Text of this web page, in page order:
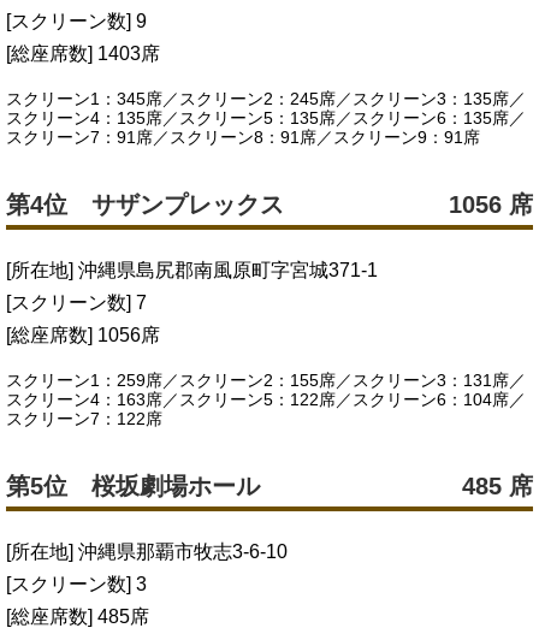
[スクリーン数] 9
[総座席数] 1403席
スクリーン1：345席／スクリーン2：245席／スクリーン3：135席／
スクリーン4：135席／スクリーン5：135席／スクリーン6：135席／
スクリーン7：91席／スクリーン8：91席／スクリーン9：91席
第4位 サザンプレックス 1056 席
[所在地] 沖縄県島尻郡南風原町字宮城371-1
[スクリーン数] 7
[総座席数] 1056席
スクリーン1：259席／スクリーン2：155席／スクリーン3：131席／
スクリーン4：163席／スクリーン5：122席／スクリーン6：104席／
スクリーン7：122席
第5位 桜坂劇場ホール 485 席
[所在地] 沖縄県那覇市牧志3-6-10
[スクリーン数] 3
[総座席数] 485席